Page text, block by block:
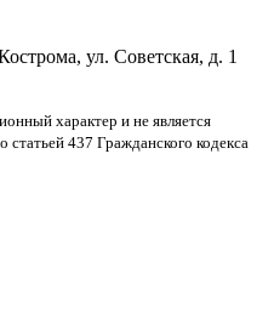
ул. Советская, д. 1
характер и не является
статьей 437 Гражданского кодекса